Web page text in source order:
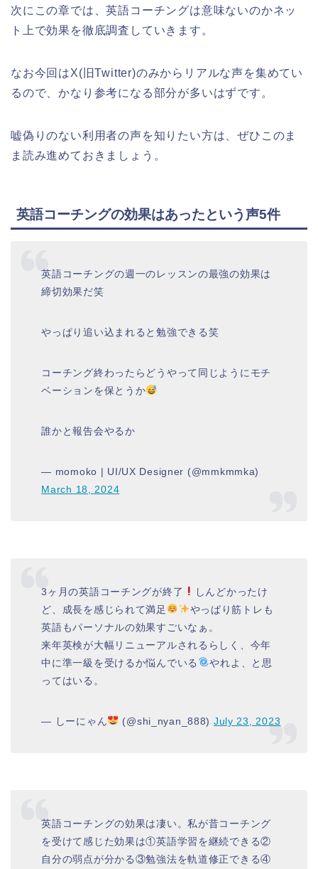
次にこの章では、英語コーチングは意味ないのかネッ
ト上で効果を徹底調査していきます。
なお今回はX(旧Twitter)のみからリアルな声を集めてい
るので、かなり参考になる部分が多いはずです。
嘘偽りのない利用者の声を知りたい方は、ぜひこのま
ま読み進めておきましょう。
英語コーチングの効果はあったという声5件
英語コーチングの週一のレッスンの最強の効果は
締切効果だ笑
やっぱり追い込まれると勉強できる笑
コーチング終わったらどうやって同じようにモチ
ベーションを保とうか
誰かと報告会やるか
— momoko | UI/UX Designer (@mmkmmka)
March 18, 2024
3ヶ月の英語コーチングが終了
しんどかったけ
ど、成長を感じられて満足
やっぱり筋トレも
英語もパーソナルの効果すごいなぁ。
来年英検が大幅リニューアルされるらしく、今年
中に準一級を受けるか悩んでいる
やれよ、と思
ってはいる。
— しーにゃん (@shi_nyan_888) July 23, 2023
英語コーチングの効果は凄い。私が昔コーチング
を受けて感じた効果は①英語学習を継続できる②
自分の弱点が分かる③勉強法を軌道修正できる④